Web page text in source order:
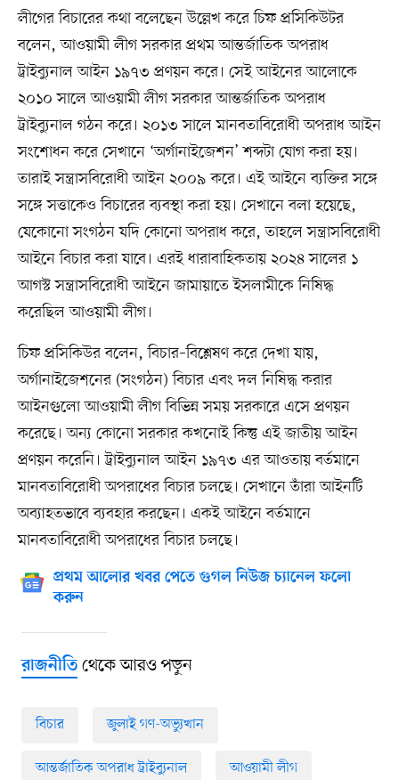
লীগের বিচারের কথা বলেছেন উল্লেখ করে চিফ প্রসিকিউটর
বলেন, আওয়ামী লীগ সরকার প্রথম আন্তর্জাতিক অপরাধ
ট্রাইব্যুনাল আইন ১৯৭৩ প্রণয়ন করে। সেই আইনের আলোকে
২০১০ সালে আওয়ামী লীগ সরকার আন্তর্জাতিক অপরাধ
ট্রাইব্যুনাল গঠন করে। ২০১৩ সালে মানবতাবিরোধী অপরাধ আইন
সংশোধন করে সেখানে ‘অর্গানাইজেশন’ শব্দটা যোগ করা হয়।
তারাই সন্ত্রাসবিরোধী আইন ২০০৯ করে। এই আইনে ব্যক্তির সঙ্গে
সঙ্গে সত্তাকেও বিচারের ব্যবস্থা করা হয়। সেখানে বলা হয়েছে,
যেকোনো সংগঠন যদি কোনো অপরাধ করে, তাহলে সন্ত্রাসবিরোধী
আইনে বিচার করা যাবে। এরই ধারাবাহিকতায় ২০২৪ সালের ১
আগস্ট সন্ত্রাসবিরোধী আইনে জামায়াতে ইসলামীকে নিষিদ্ধ
করেছিল আওয়ামী লীগ।
চিফ প্রসিকিউর বলেন, বিচার–বিশ্লেষণ করে দেখা যায়,
অর্গানাইজেশনের (সংগঠন) বিচার এবং দল নিষিদ্ধ করার
আইনগুলো আওয়ামী লীগ বিভিন্ন সময় সরকারে এসে প্রণয়ন
করেছে। অন্য কোনো সরকার কখনোই কিন্তু এই জাতীয় আইন
প্রণয়ন করেনি। ট্রাইব্যুনাল আইন ১৯৭৩ এর আওতায় বর্তমানে
মানবতাবিরোধী অপরাধের বিচার চলছে। সেখানে তাঁরা আইনটি
অব্যাহতভাবে ব্যবহার করছেন। একই আইনে বর্তমানে
মানবতাবিরোধী অপরাধের বিচার চলছে।
প্রথম আলোর খবর পেতে গুগল নিউজ চ্যানেল ফলো
করুন
রাজনীতিথেকে আরও পড়ুন
বিচার জুলাই গণ-অভ্যুত্থান
আন্তর্জাতিক অপরাধ ট্রাইব্যুনাল আওয়ামী লীগ